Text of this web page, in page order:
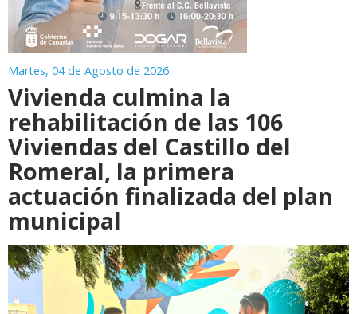
Martes, 04 de Agosto de 2026
Vivienda culmina la
rehabilitación de las 106
Viviendas del Castillo del
Romeral, la primera
actuación finalizada del plan
municipal